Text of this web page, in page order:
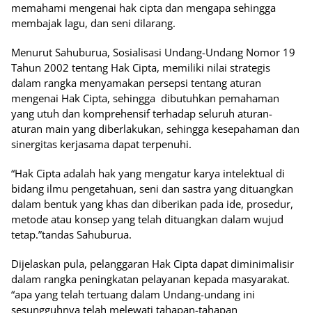
memahami mengenai hak cipta dan mengapa sehingga
membajak lagu, dan seni dilarang.
Menurut Sahuburua, Sosialisasi Undang-Undang Nomor 19
Tahun 2002 tentang Hak Cipta, memiliki nilai strategis
dalam rangka menyamakan persepsi tentang aturan
mengenai Hak Cipta, sehingga dibutuhkan pemahaman
yang utuh dan komprehensif terhadap seluruh aturan-
aturan main yang diberlakukan, sehingga kesepahaman dan
sinergitas kerjasama dapat terpenuhi.
“Hak Cipta adalah hak yang mengatur karya intelektual di
bidang ilmu pengetahuan, seni dan sastra yang dituangkan
dalam bentuk yang khas dan diberikan pada ide, prosedur,
metode atau konsep yang telah dituangkan dalam wujud
tetap.”tandas Sahuburua.
Dijelaskan pula, pelanggaran Hak Cipta dapat diminimalisir
dalam rangka peningkatan pelayanan kepada masyarakat.
“apa yang telah tertuang dalam Undang-undang ini
sesungguhnya telah melewati tahapan-tahapan